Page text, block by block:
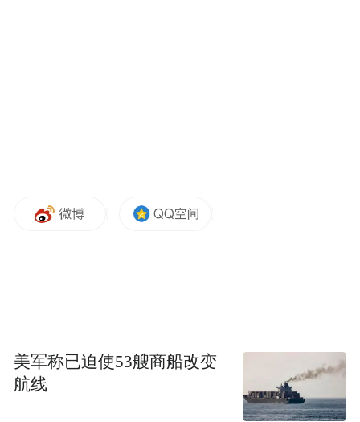
美军称已迫使53艘商船改变
航线